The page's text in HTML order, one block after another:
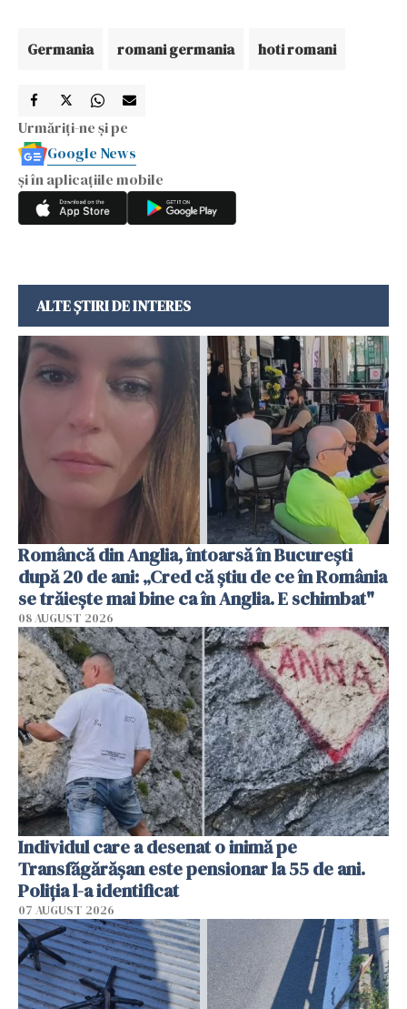
Germania romani germania hoti romani
Urmăriți-ne și pe
Google News
și în aplicațiile mobile
ALTE ȘTIRI DE INTERES
Româncă din Anglia, întoarsă în București
după 20 de ani: „Cred că știu de ce în România
se trăiește mai bine ca în Anglia. E schimbat"
08 AUGUST 2026
Individul care a desenat o inimă pe
Transfăgărășan este pensionar la 55 de ani.
Poliția l-a identificat
07 AUGUST 2026